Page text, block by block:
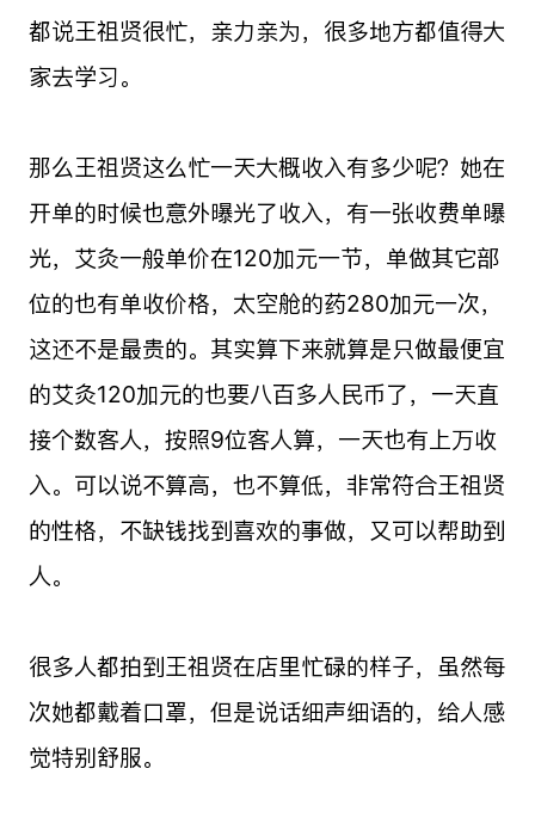
都说王祖贤很忙，亲力亲为，很多地方都值得大
家去学习。
那么王祖贤这么忙一天大概收入有多少呢？她在
开单的时候也意外曝光了收入，有一张收费单曝
光，艾灸一般单价在120加元一节，单做其它部
位的也有单收价格，太空舱的药280加元一次，
这还不是最贵的。其实算下来就算是只做最便宜
的艾灸120加元的也要八百多人民币了，一天直
接个数客人，按照9位客人算，一天也有上万收
入。可以说不算高，也不算低，非常符合王祖贤
的性格，不缺钱找到喜欢的事做，又可以帮助到
人。
很多人都拍到王祖贤在店里忙碌的样子，虽然每
次她都戴着口罩，但是说话细声细语的，给人感
觉特别舒服。